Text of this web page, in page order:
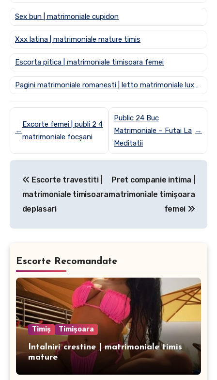
Sex bun | matrimoniale cupidon
Xxx latina | matrimoniale mature timis
Escorta pitica | matrimoniale timisoara femei
Pagini matrimoniale romanesti | letto matrimoniale luxury
←
Excorte femei | publi 2 4
matrimoniale focșani
Public 24 Buc
Matrimoniale – Futai La
Meditatii
→
navigation
Escorte travestiti |
matrimoniale timisoara
deplasari
Pret companie intima |
matrimoniale timișoara
femei
Escorte Recomandate
Timiș Timișoara
Intalniri crestine | matrimoniale timis
mature